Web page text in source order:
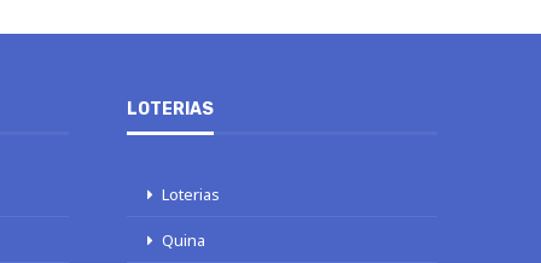
LOTERIAS
Loterias
Quina